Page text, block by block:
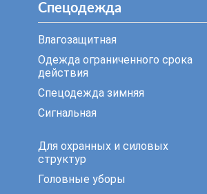
Спецодежда
Влагозащитная
Одежда ограниченного срока
действия
Спецодежда зимняя
Сигнальная
Для охранных и силовых
структур
Головные уборы